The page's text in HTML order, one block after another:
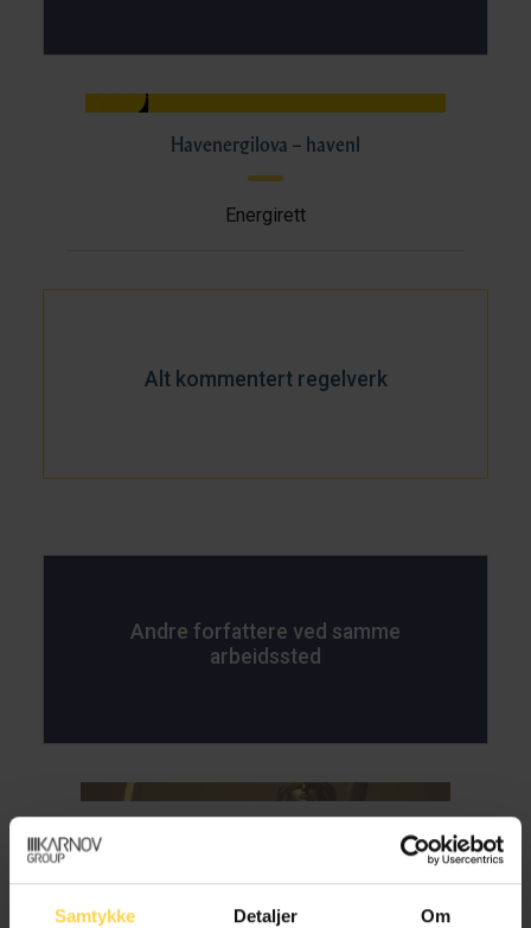
Samtykke Detaljer Om
Havenergilova – havenl
Energirett
Alt kommentert regelverk
Andre forfattere ved samme
arbeidssted